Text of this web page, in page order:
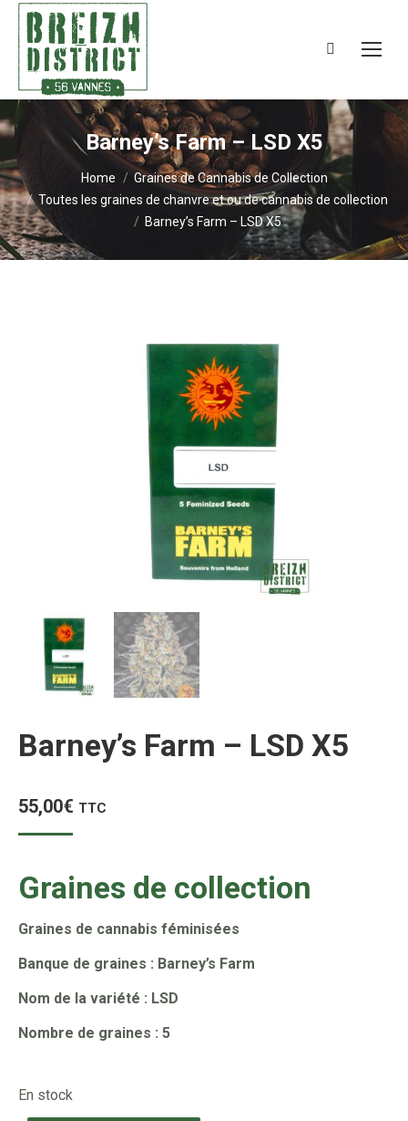
Search:
Barney’s Farm – LSD X5
You are here:Home
Graines de Cannabis de Collection
Toutes les graines de chanvre et ou de cannabis de collection
Barney’s Farm – LSD X5
Barney’s Farm – LSD X5
55,00€ TTC
Graines de collection
Graines de cannabis féminisées
Banque de graines : Barney’s Farm
Nom de la variété : LSD
Nombre de graines : 5
En stock